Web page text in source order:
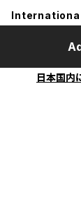
日本国内